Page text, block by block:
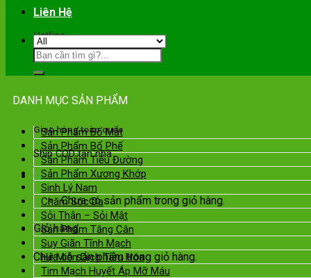
Hotline
0901.089.355
Giao hàng toàn quốc
Ship COD tận nhà
Giỏ hàng
Chưa có sản phẩm trong giỏ hàng.
Giỏ hàng
Chưa có sản phẩm trong giỏ hàng.
Liên Hệ
DANH MỤC SẢN PHẨM
Sản Phẩm Bổ Mắt
Sản Phẩm Bổ Phế
Sản Phẩm Tiểu Đường
Sản Phẩm Xương Khớp
Sinh Lý Nam
Chăm Sóc Da
Sỏi Thận – Sỏi Mật
Sản Phẩm Tăng Cân
Suy Giãn Tĩnh Mạch
Hệ Miễn Dịch Tiêu Hóa
Tim Mạch Huyết Áp Mỡ Máu